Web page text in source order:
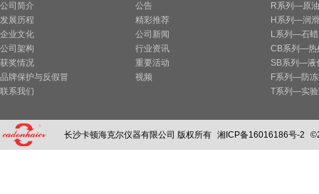
公司简介
发展历程
企业文化
公司架构
获奖情况
品牌保护与反假冒
联系我们
公告
精彩推荐
公司新闻
行业资讯
重要活动
视频
R系列—原
H系列—润
L系列—石
CB系列—热
SB系列—液
F系列—防
T系列—实验
长沙卡顿海克尔仪器有限公司 版权所有 湘ICP备16016186号-2